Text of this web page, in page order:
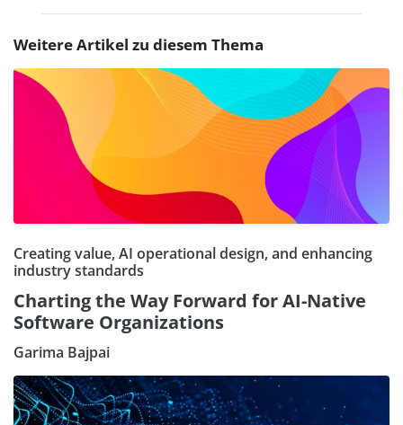
Weitere Artikel zu diesem Thema
Creating value, AI operational design, and enhancing
industry standards
Charting the Way Forward for AI-Native
Software Organizations
Garima Bajpai